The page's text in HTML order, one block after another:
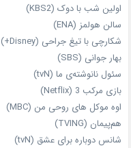
اولین شب با دوک (KBS2)
سالن هولمز (ENA)
شکارچی با تیغ جراحی (Disney+)
بهار جوانی (SBS)
سئول نانوشته‌ی ما (tvN)
بازی مرکب 3 (Netflix)
اوه موکل های روحی من (MBC)
هم‌پیمان (TVING)
شانس دوباره برای عشق (tvN)